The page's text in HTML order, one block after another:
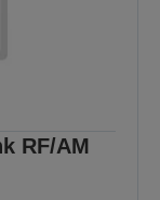
RF/AM